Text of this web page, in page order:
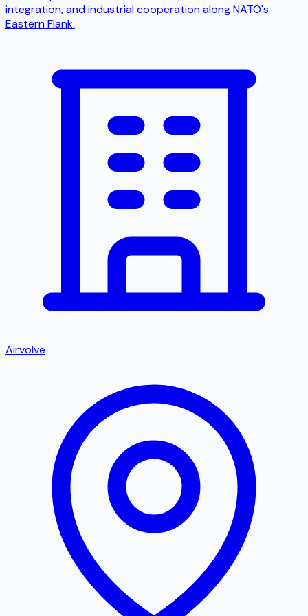
integration, and industrial cooperation along NATO's
Eastern Flank.
Airvolve